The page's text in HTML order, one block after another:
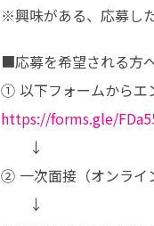
※興味がある、応募し
■応募を希望される方
https://forms.gle/
↓
② 一次面接（オンライ
↓